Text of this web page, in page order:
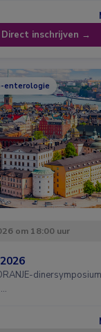
Direct inschrijven →
enterologie
om 18:00 uur